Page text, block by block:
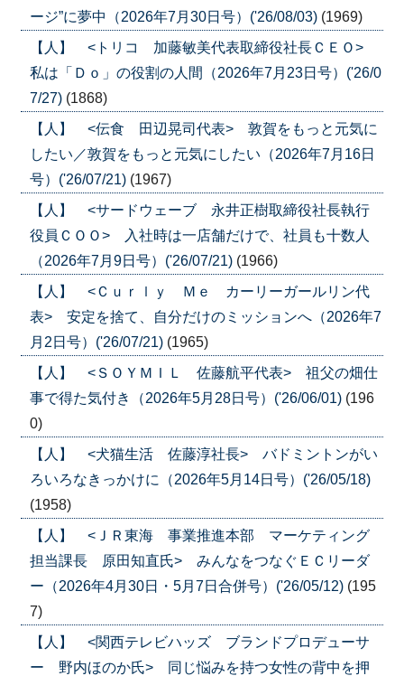
ージ”に夢中（2026年7月30日号）('26/08/03) (1969)
【人】 <トリコ 加藤敏美代表取締役社長ＣＥＯ>
私は「Ｄｏ」の役割の人間（2026年7月23日号）('26/0
7/27) (1868)
【人】 <伝食 田辺晃司代表> 敦賀をもっと元気に
したい／敦賀をもっと元気にしたい（2026年7月16日
号）('26/07/21) (1967)
【人】 <サードウェーブ 永井正樹取締役社長執行
役員ＣＯＯ> 入社時は一店舗だけで、社員も十数人
（2026年7月9日号）('26/07/21) (1966)
【人】 <Ｃｕｒｌｙ Ｍｅ カーリーガールリン代
表> 安定を捨て、自分だけのミッションへ（2026年7
月2日号）('26/07/21) (1965)
【人】 <ＳＯＹＭＩＬ 佐藤航平代表> 祖父の畑仕
事で得た気付き（2026年5月28日号）('26/06/01) (196
0)
【人】 <犬猫生活 佐藤淳社長> バドミントンがい
ろいろなきっかけに（2026年5月14日号）('26/05/18)
(1958)
【人】 <ＪＲ東海 事業推進本部 マーケティング
担当課長 原田知直氏> みんなをつなぐＥＣリーダ
ー（2026年4月30日・5月7日合併号）('26/05/12) (195
7)
【人】 <関西テレビハッズ ブランドプロデューサ
ー 野内ほのか氏> 同じ悩みを持つ女性の背中を押